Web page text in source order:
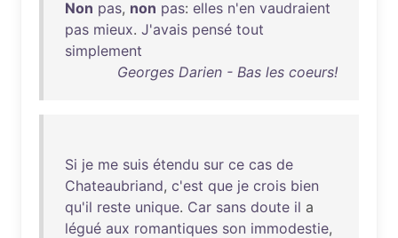
Non pas, non pas: elles n'en vaudraient
pas mieux. J'avais pensé tout
simplement
Georges Darien - Bas les coeurs!
Si je me suis étendu sur ce cas de
Chateaubriand, c'est que je crois bien
qu'il reste unique. Car sans doute il a
légué aux romantiques son immodestie,